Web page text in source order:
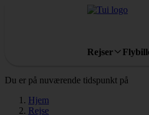
Rejser
Du er på nuværende tidspunkt på
Hjem
Rejse